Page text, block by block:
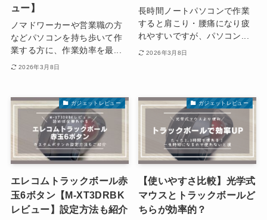
ュー】
ノマドワーカーや営業職の方
などパソコンを持ち歩いて作
業する方に、作業効率を最...
2026年3月8日
長時間ノートパソコンで作業
すると肩こり・腰痛になり疲
れやすいですが、パソコン...
2026年3月8日
ガジェットレビュー
エレコムトラックボール赤
玉6ボタン【M-XT3DRBK
レビュー】設定方法も紹介
ガジェットレビュー
【使いやすさ比較】光学式
マウスとトラックボールど
ちらが効率的？